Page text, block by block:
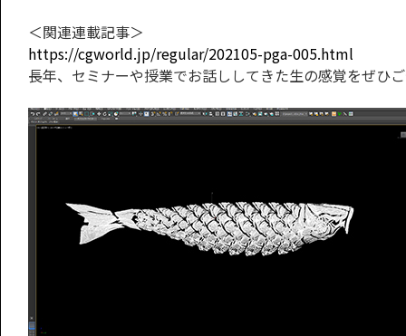
＜関連連載記事＞
https://cgworld.jp/regular/202105-pga-005.html
長年、セミナーや授業でお話ししてきた生の感覚をぜひ